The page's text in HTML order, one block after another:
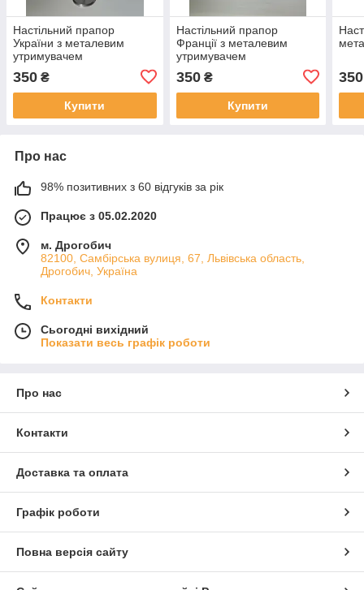
Настільний прапор
України з металевим
утримувачем
350 ₴
Купити
Настільний прапор
Франції з металевим
утримувачем
350₴
Купити
350
Про нас
98% позитивних з 60 відгуків за рік
Працює з 05.02.2020
м. Дрогобич
82100, Самбірська вулиця, 67, Львівська область,
Дрогобич, Україна
Контакти
Сьогодні вихідний
Показати весь графік роботи
Про нас
Контакти
Доставка та оплата
Графік роботи
Повна версія сайту